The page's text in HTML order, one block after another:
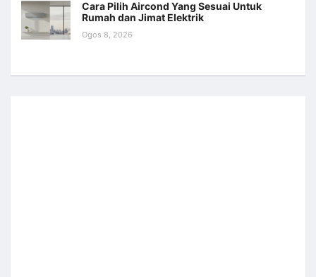
Cara Pilih Aircond Yang Sesuai Untuk
Rumah dan Jimat Elektrik
Ogos 8, 2026